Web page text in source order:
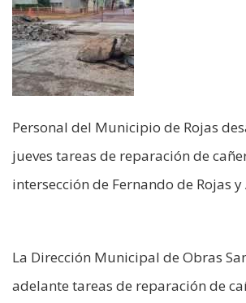
Personal del Municipio de Rojas
jueves tareas de reparación de
intersección de Fernando de Rojas
La Dirección Municipal de Obras
adelante tareas de reparación de